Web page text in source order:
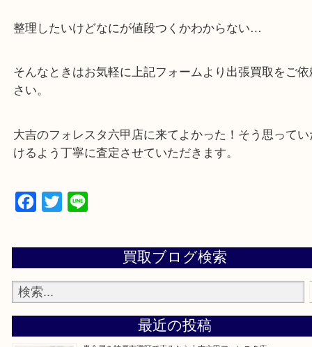
・出張買取,店頭買取どちらもその場で現金買取で
・全国から宅配買取受付中！
当店ではそういったお困りの方からのご依頼も大歓
整理したいけどなにが値段つくかわからない…